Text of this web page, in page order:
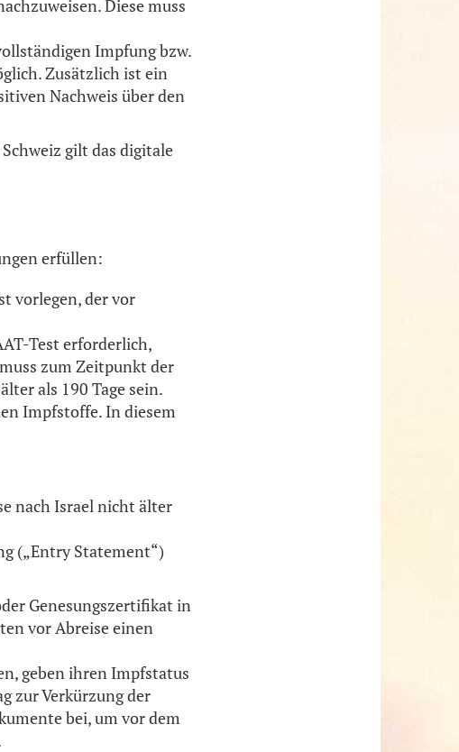
Diese muss
Impfung bzw.
Zusätzlich ist ein
Nachweis über den
gilt das digitale
erfüllen:
vorlegen, der vor
Test erforderlich,
zum Zeitpunkt der
als 190 Tage sein.
Impfstoffe. In diesem
nach Israel nicht älter
(„Entry Statement“)
Genesungszertifikat in
vor Abreise einen
geben ihren Impfstatus
zur Verkürzung der
bei, um vor dem